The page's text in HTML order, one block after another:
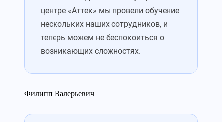
центре «Аттек» мы провели обучение
нескольких наших сотрудников, и
теперь можем не беспокоиться о
возникающих сложностях.
Филипп Валерьевич